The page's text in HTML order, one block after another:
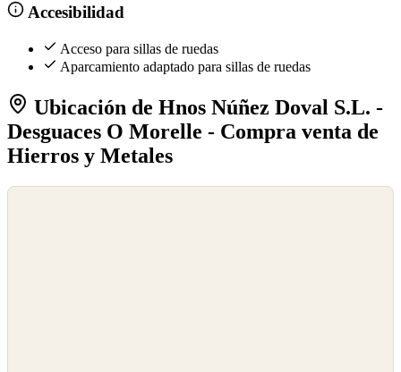
Accesibilidad
Acceso para sillas de ruedas
Aparcamiento adaptado para sillas de ruedas
Ubicación de Hnos Núñez Doval S.L. -
Desguaces O Morelle - Compra venta de
Hierros y Metales